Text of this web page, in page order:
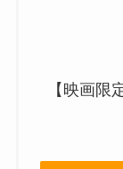
【映画限